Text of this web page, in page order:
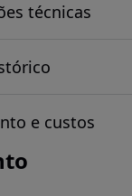
técnicas
e custos